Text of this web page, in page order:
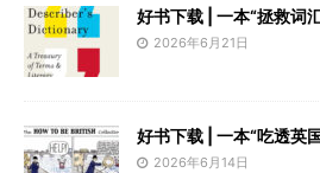
好书下载 | 一本“拯救词
2026年6月21日
好书下载 | 一本“吃透英
2026年6月14日